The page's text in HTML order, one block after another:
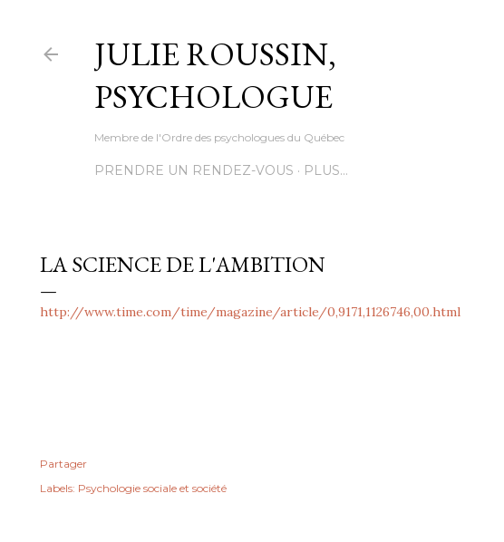
JULIE ROUSSIN,
PSYCHOLOGUE
Membre de l'Ordre des psychologues du Québec
PRENDRE UN RENDEZ-VOUS PLUS…
LA SCIENCE DE L'AMBITION
http://www.time.com/time/magazine/article/0,9171,1126746,00.html
Partager
Labels: Psychologie sociale et société